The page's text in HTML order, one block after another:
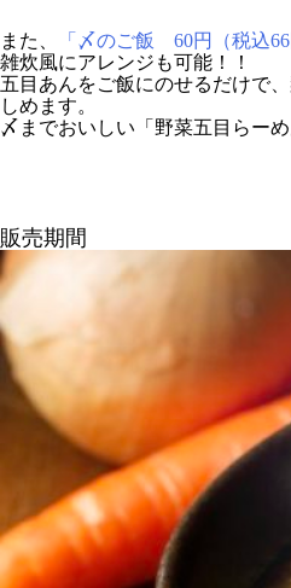
また、 「〆のご飯 60円（税込66
雑炊風にアレンジも可能！！
五目あんをご飯にのせるだけで
しめます。
〆までおいしい「野菜五目らー
販売期間